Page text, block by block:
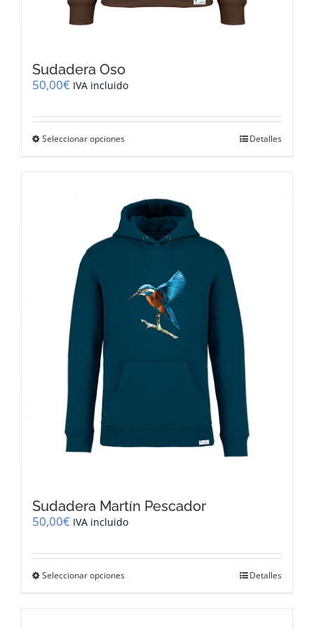
Sudadera Oso
50,00€ IVA incluido
Seleccionar opciones
variantes.
Las
opciones
se
elegir
la
página
producto
Detalles
Sudadera Martín Pescador
50,00€ IVA incluido
Seleccionar opciones Detalles